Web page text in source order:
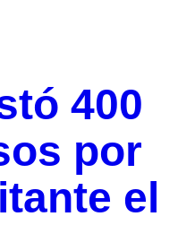
400
por
el